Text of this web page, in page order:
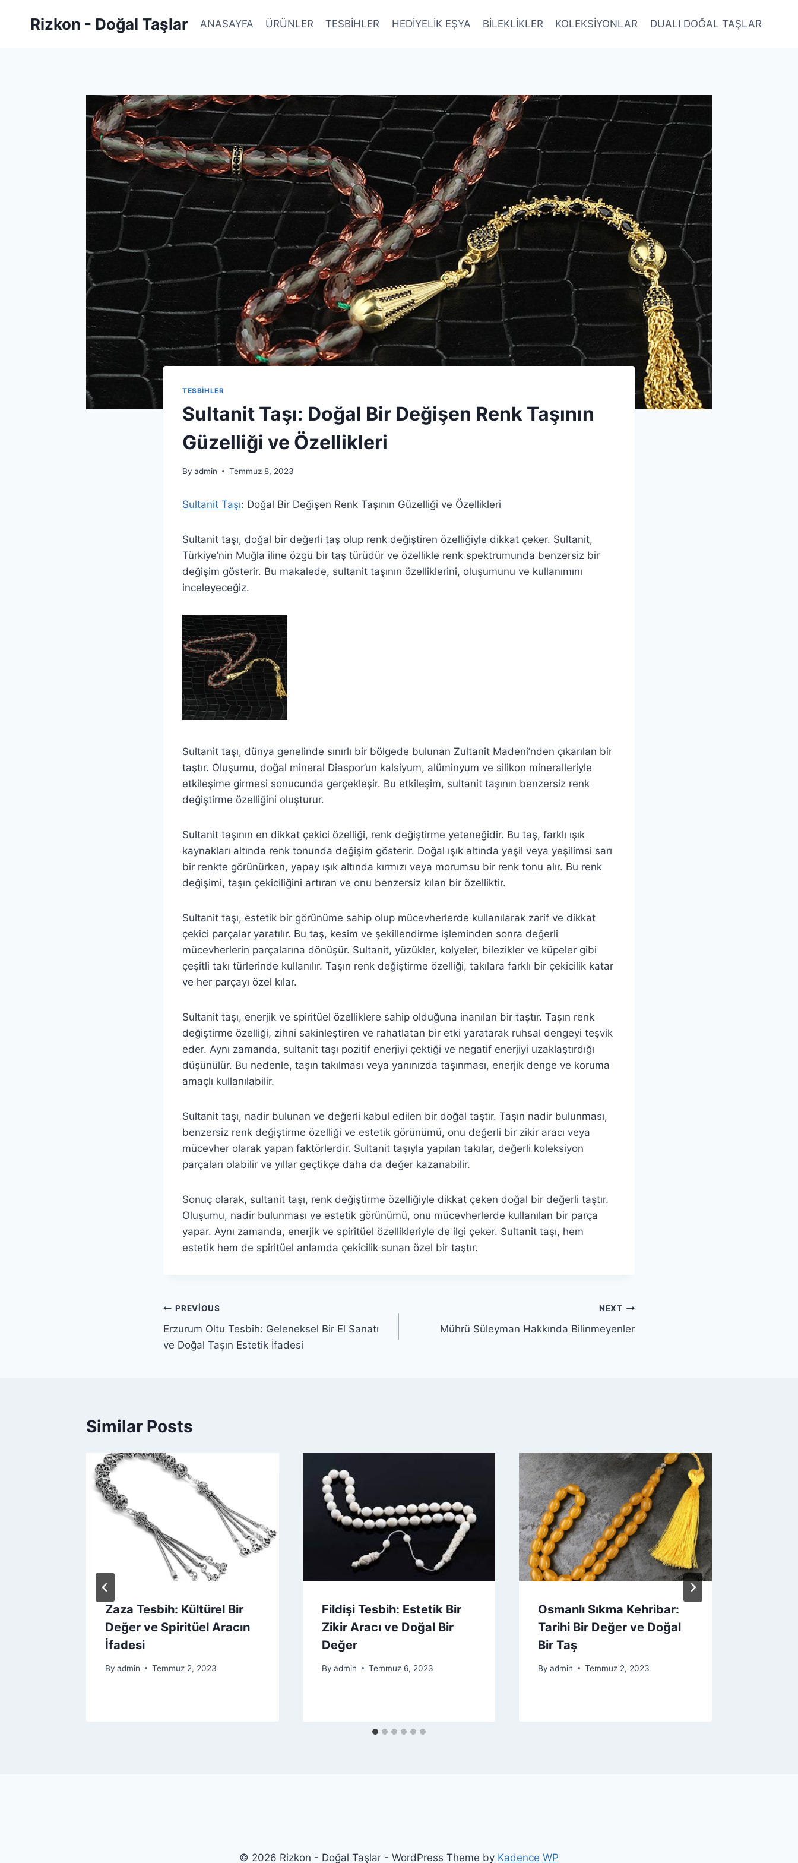
Rizkon - Doğal Taşlar ANASAYFA ÜRÜNLER TESBİHLER HEDİYELİK EŞYA BİLEKLİKLER KOLEKSİYONLAR DUALI DOĞAL TAŞLAR
TESBİHLER
Sultanit Taşı: Doğal Bir Değişen Renk Taşının
Güzelliği ve Özellikleri
By admin Temmuz 8, 2023
Sultanit Taşı: Doğal Bir Değişen Renk Taşının Güzelliği ve Özellikleri
Sultanit taşı, doğal bir değerli taş olup renk değiştiren özelliğiyle dikkat çeker. Sultanit,
Türkiye’nin Muğla iline özgü bir taş türüdür ve özellikle renk spektrumunda benzersiz bir
değişim gösterir. Bu makalede, sultanit taşının özelliklerini, oluşumunu ve kullanımını
inceleyeceğiz.
Sultanit taşı, dünya genelinde sınırlı bir bölgede bulunan Zultanit Madeni’nden çıkarılan bir
taştır. Oluşumu, doğal mineral Diaspor’un kalsiyum, alüminyum ve silikon mineralleriyle
etkileşime girmesi sonucunda gerçekleşir. Bu etkileşim, sultanit taşının benzersiz renk
değiştirme özelliğini oluşturur.
Sultanit taşının en dikkat çekici özelliği, renk değiştirme yeteneğidir. Bu taş, farklı ışık
kaynakları altında renk tonunda değişim gösterir. Doğal ışık altında yeşil veya yeşilimsi sarı
bir renkte görünürken, yapay ışık altında kırmızı veya morumsu bir renk tonu alır. Bu renk
değişimi, taşın çekiciliğini artıran ve onu benzersiz kılan bir özelliktir.
Sultanit taşı, estetik bir görünüme sahip olup mücevherlerde kullanılarak zarif ve dikkat
çekici parçalar yaratılır. Bu taş, kesim ve şekillendirme işleminden sonra değerli
mücevherlerin parçalarına dönüşür. Sultanit, yüzükler, kolyeler, bilezikler ve küpeler gibi
çeşitli takı türlerinde kullanılır. Taşın renk değiştirme özelliği, takılara farklı bir çekicilik katar
ve her parçayı özel kılar.
Sultanit taşı, enerjik ve spiritüel özelliklere sahip olduğuna inanılan bir taştır. Taşın renk
değiştirme özelliği, zihni sakinleştiren ve rahatlatan bir etki yaratarak ruhsal dengeyi teşvik
eder. Aynı zamanda, sultanit taşı pozitif enerjiyi çektiği ve negatif enerjiyi uzaklaştırdığı
düşünülür. Bu nedenle, taşın takılması veya yanınızda taşınması, enerjik denge ve koruma
amaçlı kullanılabilir.
Sultanit taşı, nadir bulunan ve değerli kabul edilen bir doğal taştır. Taşın nadir bulunması,
benzersiz renk değiştirme özelliği ve estetik görünümü, onu değerli bir zikir aracı veya
mücevher olarak yapan faktörlerdir. Sultanit taşıyla yapılan takılar, değerli koleksiyon
parçaları olabilir ve yıllar geçtikçe daha da değer kazanabilir.
Sonuç olarak, sultanit taşı, renk değiştirme özelliğiyle dikkat çeken doğal bir değerli taştır.
Oluşumu, nadir bulunması ve estetik görünümü, onu mücevherlerde kullanılan bir parça
yapar. Aynı zamanda, enerjik ve spiritüel özellikleriyle de ilgi çeker. Sultanit taşı, hem
estetik hem de spiritüel anlamda çekicilik sunan özel bir taştır.
Yazı
gezinmesi
PREVIOUS
Erzurum Oltu Tesbih: Geleneksel Bir El Sanatı
ve Doğal Taşın Estetik İfadesi
NEXT
Mührü Süleyman Hakkında Bilinmeyenler
Similar Posts
Zaza Tesbih: Kültürel Bir
Değer ve Spiritüel Aracın
İfadesi
By admin Temmuz 2, 2023
Fildişi Tesbih: Estetik Bir
Zikir Aracı ve Doğal Bir
Değer
By admin Temmuz 6, 2023
Osmanlı Sıkma Kehribar:
Tarihi Bir Değer ve Doğal
Bir Taş
By admin Temmuz 2, 2023
© 2026 Rizkon - Doğal Taşlar - WordPress Theme by Kadence WP